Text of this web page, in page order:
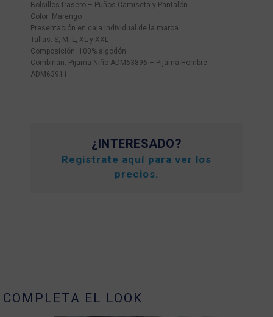
Bolsillos trasero – Puños Camiseta y Pantalón
Color: Marengo
Presentación en caja individual de la marca.
Tallas: S, M, L, XL y XXL
Composición: 100% algodón
Combinan: Pijama Niño ADM63896 – Pijama Hombre
ADM63911
¿INTERESADO?
Registrate aquí para ver los
precios.
COMPLETA EL LOOK